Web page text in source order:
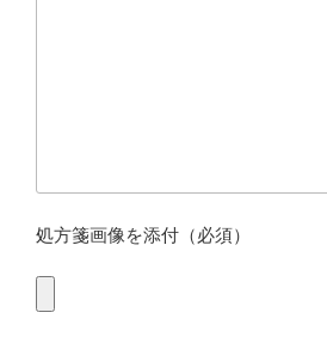
処方箋画像を添付（必須）